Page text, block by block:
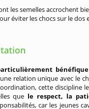
les semelles accrochent
éviter les chocs sur le dos
bénéfique
relation unique avec le
cette discipline
que le respect, la
car les jeunes